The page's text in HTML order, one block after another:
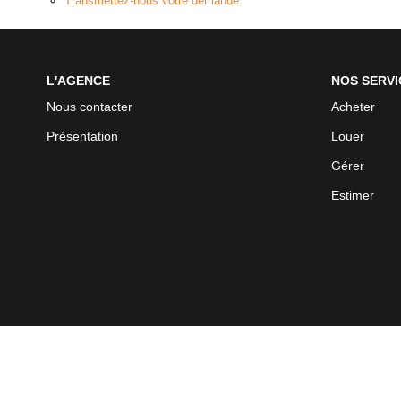
L'AGENCE
Nous contacter
Présentation
NOS
Acheter
Louer
Gérer
Estimer